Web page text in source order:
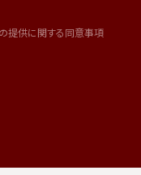
提供に関する同意事項